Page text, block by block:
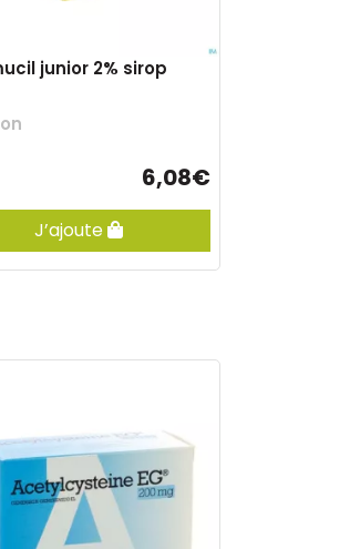
junior 2% sirop
6,08€
J’ajoute